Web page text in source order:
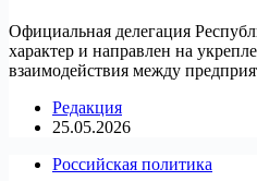
Официальная делегация
характер и направлен на
взаимодействия между
Редакция
25.05.2026
Российская политика